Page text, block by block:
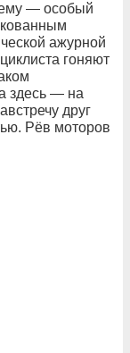
— особый
ажурной
гоняют
здесь — на
друг
Рёв моторов